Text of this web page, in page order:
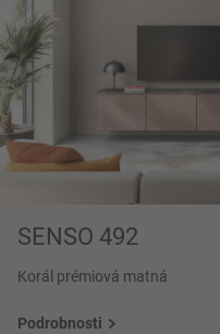
SENSO 492
Korál prémiová matná
Podrobnosti